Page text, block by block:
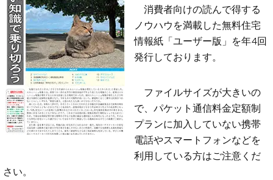
消費者向けの読んで得する
ノウハウを満載した無料住宅
情報紙「ユーザー版」を年4回
発行しております。
ファイルサイズが大きいの
で、パケット通信料金定額制
プランに加入していない携帯
電話やスマートフォンなどを
利用している方はご注意くだ
さい。